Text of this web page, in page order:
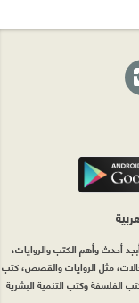
أحدث وأهم الكتب والروايات،
مثل الروايات والقصص، كتب
الفلسفة وكتب التنمية البشرية